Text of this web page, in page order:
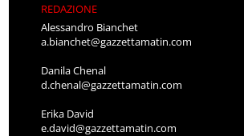
REDAZIONE
Alessandro Bianchet
a.bianchet@gazzettamatin.com
Danila Chenal
d.chenal@gazzettamatin.com
Erika David
e.david@gazzettamatin.com